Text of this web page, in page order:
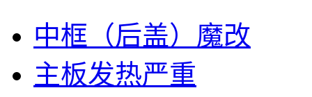
中框（后盖）魔改
主板发热严重